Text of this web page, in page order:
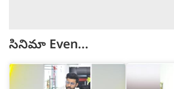
సినిమా Even...